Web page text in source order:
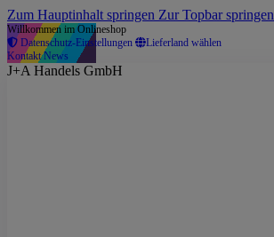
Zum Hauptinhalt springen Zur Topbar springen
Willkommen im Onlineshop
Datenschutz-Einstellungen
Lieferland wählen
KontaktNews
J+A Handels GmbH